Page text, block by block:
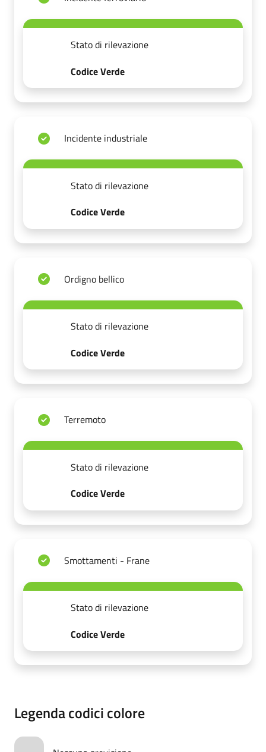
Stato di rilevazione
Codice Verde
Incidente industriale
Stato di rilevazione
Codice Verde
Ordigno bellico
Stato di rilevazione
Codice Verde
Terremoto
Stato di rilevazione
Codice Verde
Smottamenti - Frane
Stato di rilevazione
Codice Verde
Legenda codici colore